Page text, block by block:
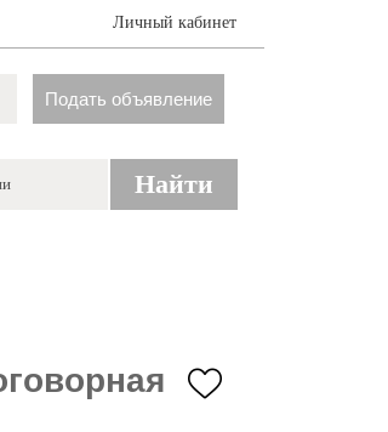
Личный кабинет
Подать объявление
Найти